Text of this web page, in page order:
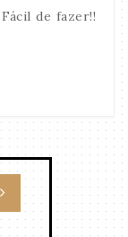
de fazer!!